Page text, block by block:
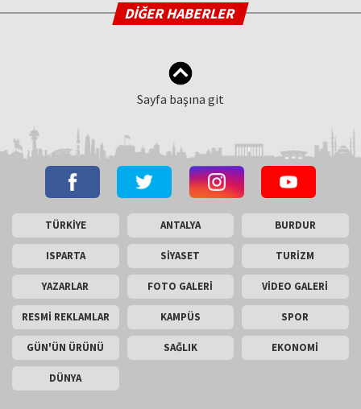
DİĞER HABERLER
Sayfa başına git
TÜRKİYE ANTALYA BURDUR
ISPARTA SİYASET TURİZM
YAZARLAR FOTO GALERİ VİDEO GALERİ
RESMİ REKLAMLAR KAMPÜS SPOR
GÜN'ÜN ÜRÜNÜ SAĞLIK EKONOMİ
DÜNYA